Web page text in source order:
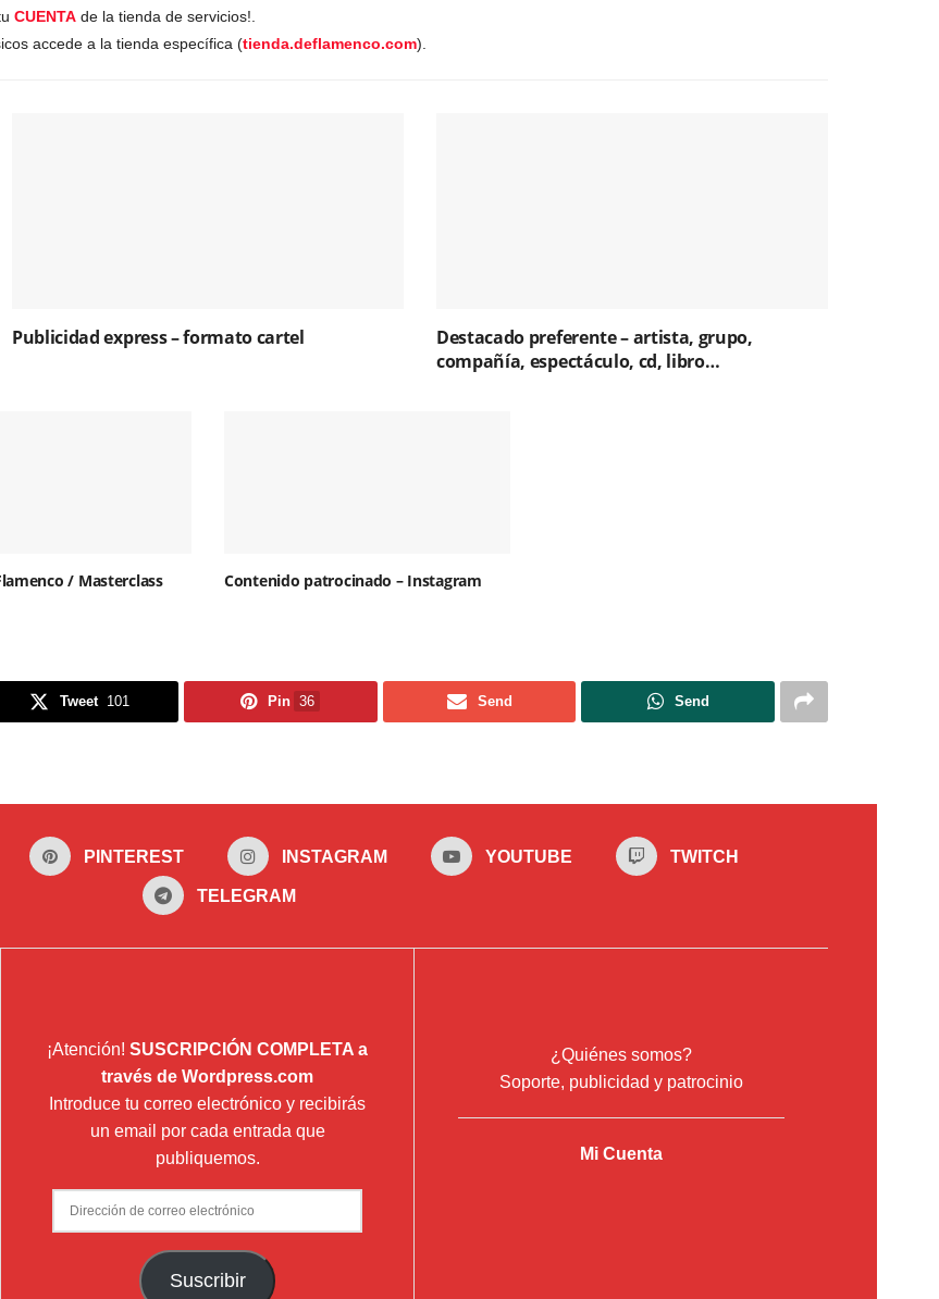
CUENTA de la tienda de servicios!.
accede a la tienda específica (tienda.deflamenco.com).
Publicidad express – formato cartel
Destacado preferente – artista, grupo,
compañía, espectáculo, cd, libro…
/ Masterclass Contenido patrocinado – Instagram
Tweet 101 Pin 36 Send Send
PINTEREST INSTAGRAM YOUTUBE TWITCH
TELEGRAM
¡Atención! SUSCRIPCIÓN COMPLETA a
través de Wordpress.com
Introduce tu correo electrónico y recibirás
un email por cada entrada que
publiquemos.
Dirección
de
Suscribir
¿Quiénes somos?
Soporte, publicidad y patrocinio
Mi Cuenta